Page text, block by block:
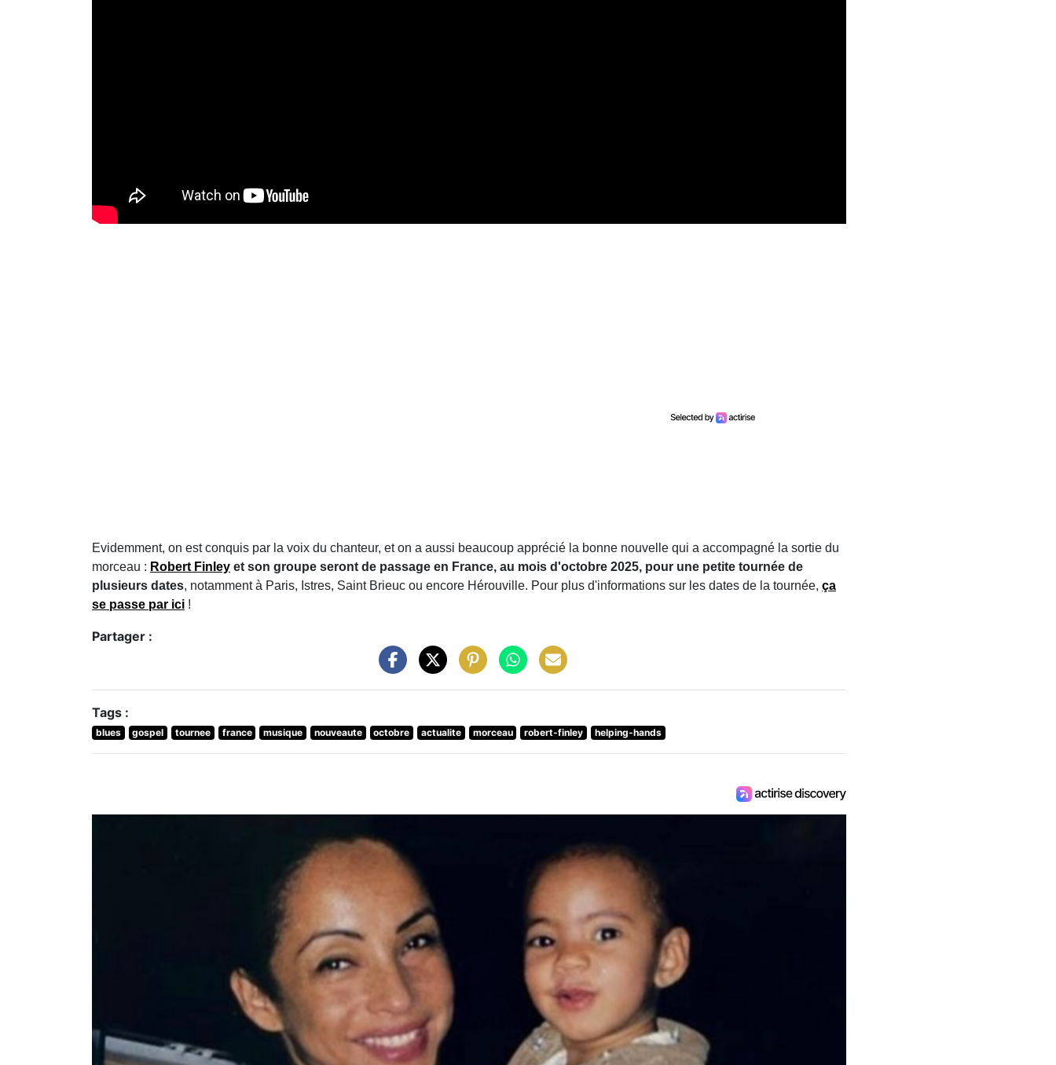
Evidemment, on est conquis par la voix du chanteur, et on a aussi beaucoup apprécié la bonne nouvelle qui a accompagné la sortie du
morceau : Robert Finley et son groupe seront de passage en France, au mois d'octobre 2025, pour une petite tournée de
plusieurs dates, notamment à Paris, Istres, Saint Brieuc ou encore Hérouville. Pour plus d'informations sur les dates de la tournée, ça
se passe par ici !
Partager :
Tags :
blues gospel tournee france musique nouveaute octobre actualite morceau robert-finley helping-hands